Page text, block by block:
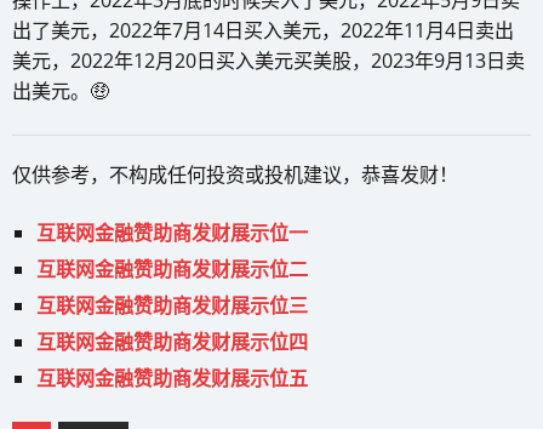
出了美元，2022年7月14日买入美元，2022年11月4日卖出
美元，2022年12月20日买入美元买美股，2023年9月13日卖
出美元。🤑
仅供参考，不构成任何投资或投机建议，恭喜发财！
互联网金融赞助商发财展示位一
互联网金融赞助商发财展示位二
互联网金融赞助商发财展示位三
互联网金融赞助商发财展示位四
互联网金融赞助商发财展示位五